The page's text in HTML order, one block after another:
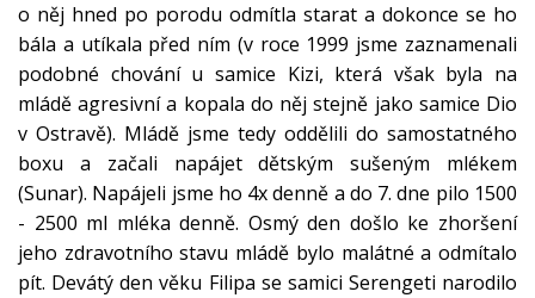
o něj hned po porodu odmítla starat a dokonce se ho
bála a utíkala před ním (v roce 1999 jsme zaznamenali
podobné chování u samice Kizi, která však byla na
mládě agresivní a kopala do něj stejně jako samice Dio
v Ostravě). Mládě jsme tedy oddělili do samostatného
boxu a začali napájet dětským sušeným mlékem
(Sunar). Napájeli jsme ho 4x denně a do 7. dne pilo 1500
- 2500 ml mléka denně. Osmý den došlo ke zhoršení
jeho zdravotního stavu mládě bylo malátné a odmítalo
pít. Devátý den věku Filipa se samici Serengeti narodilo